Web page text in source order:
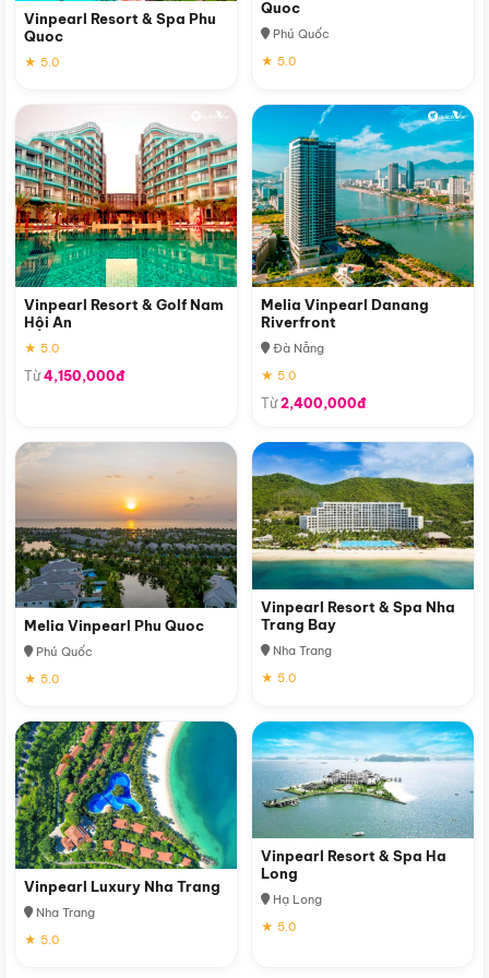
Vinpearl Resort & Spa Phu
Quoc
★ 5.0
Quoc
Phú Quốc
★ 5.0
Vinpearl Resort & Golf Nam
Hội An
★ 5.0
Từ4,150,000đ
Melia Vinpearl Danang
Riverfront
Đà Nẵng
★ 5.0
Từ2,400,000đ
Melia Vinpearl Phu Quoc
Phú Quốc
★ 5.0
Vinpearl Resort & Spa Nha
Trang Bay
Nha Trang
★ 5.0
Vinpearl Luxury Nha Trang
Nha Trang
★ 5.0
Vinpearl Resort & Spa Ha
Long
Hạ Long
★ 5.0